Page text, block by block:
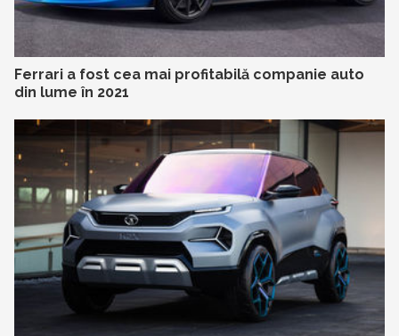
Ferrari a fost cea mai profitabilă companie auto
din lume în 2021